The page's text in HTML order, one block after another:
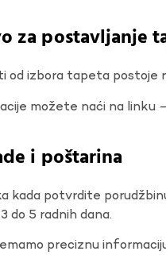
za postavljanje
od izbora tapeta postoje
možete naći na linku –
i poštarina
kada potvrdite
do 5 radnih dana.
preciznu